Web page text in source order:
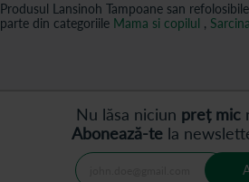
Produsul Lansinoh Tampoane san
parte din categoriile Mama si copilul ,
Nu lăsa niciun preț mic
Abonează-tela